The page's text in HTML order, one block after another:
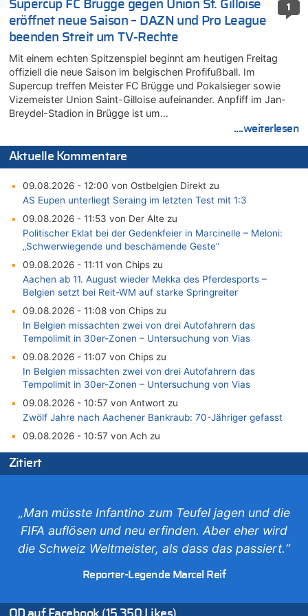
1
Supercup FC Brügge gegen Union St. Gilloise
eröffnet neue Saison – DAZN und Pro League
beenden Streit um TV-Rechte
Mit einem echten Spitzenspiel beginnt am heutigen Freitag
offiziell die neue Saison im belgischen Profifußball. Im
Supercup treffen Meister FC Brügge und Pokalsieger sowie
Vizemeister Union Saint-Gilloise aufeinander. Anpfiff im Jan-
Breydel-Stadion in Brügge ist um…
....weiterlesen
Aktuelle Kommentare
09.08.2026 - 12:00 von Ostbelgien Direkt zu
AS Eupen unterliegt Seraing im letzten Test mit 1:3
09.08.2026 - 11:53 von Der Alte zu
Politischer Eklat bei der Gedenkfeier in Marcinelle – Meloni:
„Schwerwiegende und beschämende Geste“
09.08.2026 - 11:11 von Chips zu
Aachen ab 11. August wieder Mekka des Pferdesports –
Belgien setzt bei Reit-WM auf starke Springreiter
09.08.2026 - 11:08 von Chips zu
In Belgien missachten zwei von drei Autofahrern das
Tempolimit in 30er-Zonen – Untersuchung von Vias
09.08.2026 - 11:07 von Chips zu
In Belgien missachten zwei von drei Autofahrern das
Tempolimit in 30er-Zonen – Untersuchung von Vias
09.08.2026 - 10:57 von Antwort zu
Zwölf Jahre nach Aachener Bankraub: 70-Jähriger gefasst
09.08.2026 - 10:57 von Ach zu
Politischer Eklat bei der Gedenkfeier in Marcinelle – Meloni:
„Schwerwiegende und beschämende Geste“
„Schwerwiegende und beschämende Geste“
09.08.2026 - 10:07 von erbo zu
Leipzig, Mechernich und die Frage: Wer steckt hinter den
Drohnen mit Strengstoff? War es Russland?
09.08.2026 - 09:53 von schlechtmensch zu
„Schwerwiegende und beschämende Geste“
Zitiert
„Man müsste Infantino zum Teufel jagen und die
FIFA auflösen und neu erfinden. Aber eher wird
die Schweiz Weltmeister, als dass das passiert.“
Reporter-Legende Marcel Reif